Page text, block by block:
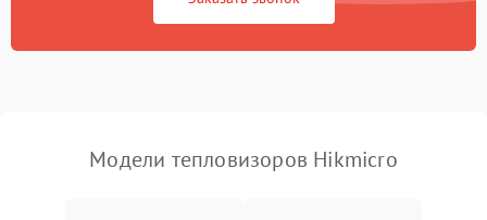
Модели тепловизоров Hikmicro